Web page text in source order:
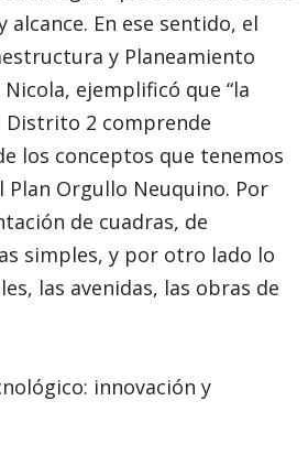
alcance. En ese sentido, el
y Planeamiento
ejemplificó que “la
Distrito 2 comprende
los conceptos que tenemos
Plan Orgullo Neuquino. Por
de cuadras, de
simples, y por otro lado lo
las avenidas, las obras de
innovación y